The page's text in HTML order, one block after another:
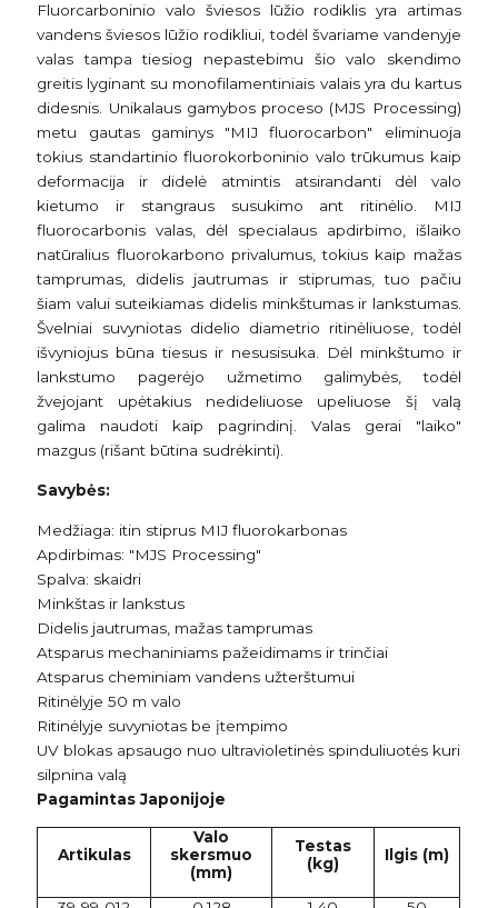
Fluorcarboninio valo šviesos lūžio rodiklis yra artimas
vandens šviesos lūžio rodikliui, todėl švariame vandenyje
valas tampa tiesiog nepastebimu šio valo skendimo
greitis lyginant su monofilamentiniais valais yra du kartus
didesnis. Unikalaus gamybos proceso (MJS Processing)
metu gautas gaminys "MIJ fluorocarbon" eliminuoja
tokius standartinio fluorokorboninio valo trūkumus kaip
deformacija ir didelė atmintis atsirandanti dėl valo
kietumo ir stangraus susukimo ant ritinėlio. MIJ
fluorocarbonis valas, dėl specialaus apdirbimo, išlaiko
natūralius fluorokarbono privalumus, tokius kaip mažas
tamprumas, didelis jautrumas ir stiprumas, tuo pačiu
šiam valui suteikiamas didelis minkštumas ir lankstumas.
Švelniai suvyniotas didelio diametrio ritinėliuose, todėl
išvyniojus būna tiesus ir nesusisuka. Dėl minkštumo ir
lankstumo pagerėjo užmetimo galimybės, todėl
žvejojant upėtakius nedideliuose upeliuose šį valą
galima naudoti kaip pagrindinį. Valas gerai "laiko"
mazgus (rišant būtina sudrėkinti).
Savybės:
Medžiaga: itin stiprus MIJ fluorokarbonas
Apdirbimas: "MJS Processing"
Spalva: skaidri
Minkštas ir lankstus
Didelis jautrumas, mažas tamprumas
Atsparus mechaniniams pažeidimams ir trinčiai
Atsparus cheminiam vandens užterštumui
Ritinėlyje 50 m valo
Ritinėlyje suvyniotas be įtempimo
UV blokas apsaugo nuo ultravioletinės spinduliuotės kuri
silpnina valą
Pagamintas Japonijoje
Artikulas
Valo
skersmuo
(mm)
Testas
(kg)
Ilgis (m)